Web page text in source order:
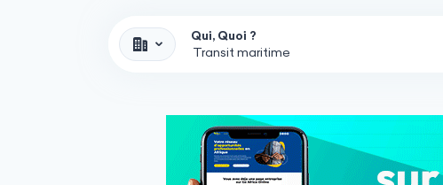
Qui, Quoi ?